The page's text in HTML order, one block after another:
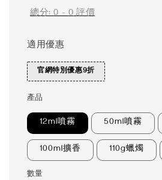
總分:0-0評價
適用優惠
官網特別優惠9折
產品
12ml噴霧 50ml噴霧
100ml擴香 110g蠟燭
數量